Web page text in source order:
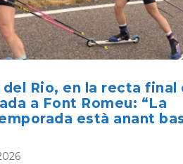
del Rio, en la recta final
a Font Romeu: “La
està anant